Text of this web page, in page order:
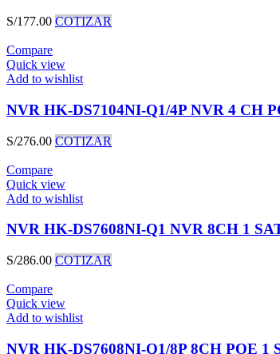
S/177.00 COTIZAR
Compare
Quick view
Add to wishlist
NVR HK-DS7104NI-Q1/4P NVR 4 CH
S/276.00 COTIZAR
Compare
Quick view
Add to wishlist
NVR HK-DS7608NI-Q1 NVR 8CH 1
S/286.00 COTIZAR
Compare
Quick view
Add to wishlist
NVR HK-DS7608NI-Q1/8P 8CH POE 1